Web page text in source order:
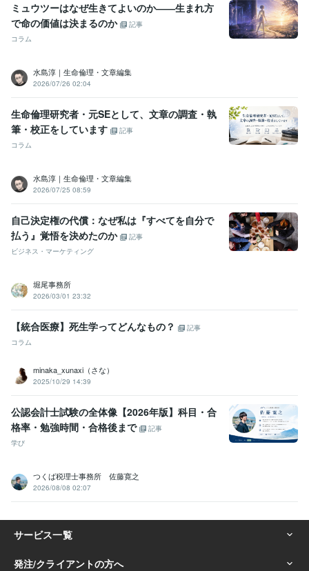
ミュウツーはなぜ生きてよいのか――生まれ方
で命の価値は決まるのか
記事
コラム
水島淳｜生命倫理・文章編集
2026/07/26 02:04
生命倫理研究者・元SEとして、文章の調査・執
筆・校正をしています
記事
コラム
水島淳｜生命倫理・文章編集
2026/07/25 08:59
自己決定権の代償：なぜ私は『すべてを自分で
払う』覚悟を決めたのか
記事
ビジネス・マーケティング
堀尾事務所
2026/03/01 23:32
【統合医療】死生学ってどんなもの？
記事
コラム
minaka_xunaxi（さな）
2025/10/29 14:39
公認会計士試験の全体像【2026年版】科目・合
格率・勉強時間・合格後まで
記事
学び
つくば税理士事務所 佐藤寛之
2026/08/08 02:07